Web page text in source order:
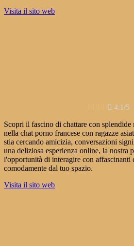
Visita il sito web
     4.1/5
Scopri il fascino di chattare con splendide
nella chat porno francese con ragazze
stia cercando amicizia, conversazioni
una deliziosa esperienza online, la nostra
l'opportunità di interagire con affascinanti
comodamente dal tuo spazio.
Visita il sito web